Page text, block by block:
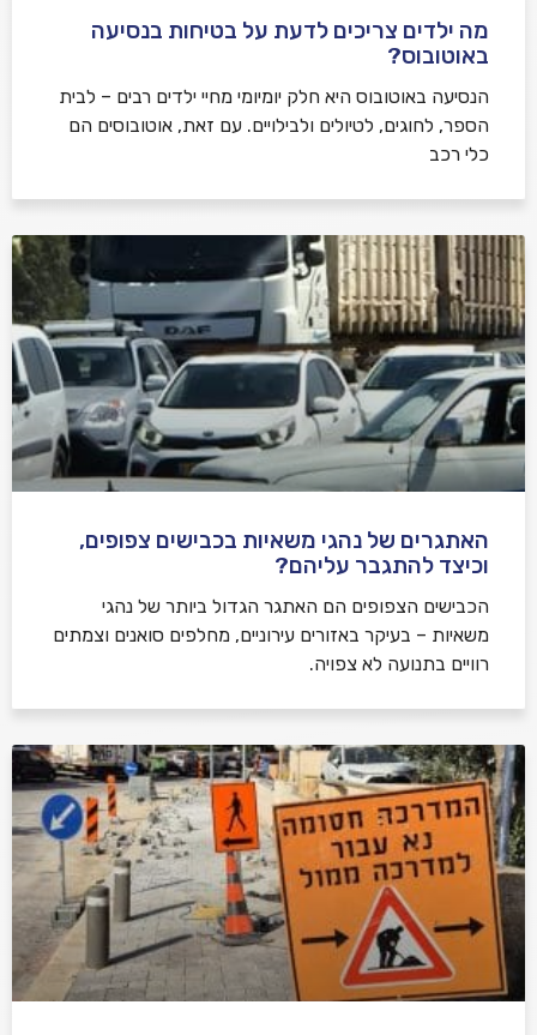
מה ילדים צריכים לדעת על בטיחות בנסיעה
באוטובוס?
הנסיעה באוטובוס היא חלק יומיומי מחיי ילדים רבים – לבית
הספר, לחוגים, לטיולים ולבילויים. עם זאת, אוטובוסים הם
כלי רכב
האתגרים של נהגי משאיות בכבישים צפופים,
וכיצד להתגבר עליהם?
הכבישים הצפופים הם האתגר הגדול ביותר של נהגי
משאיות – בעיקר באזורים עירוניים, מחלפים סואנים וצמתים
רוויים בתנועה לא צפויה.